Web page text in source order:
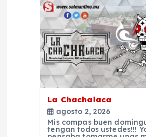
La Chachalaca
agosto 2, 2026
Mis compas buen
tengan todos ustedes!!!